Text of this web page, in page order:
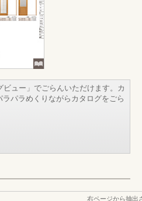
ュー」でごらんいただけます。カ
パラめくりながらカタログをごら
右ページから抽出